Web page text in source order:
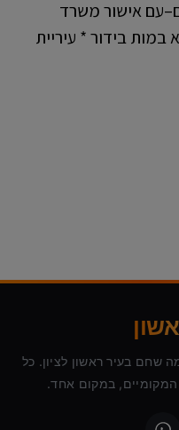
אישור משרד
במות בידור * עיריית
שחם בעיר ראשון לציון. כל
המקומיים, במקום אחד.